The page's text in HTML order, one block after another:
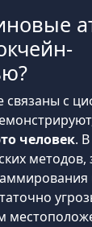
связаны с
человек.
методов,